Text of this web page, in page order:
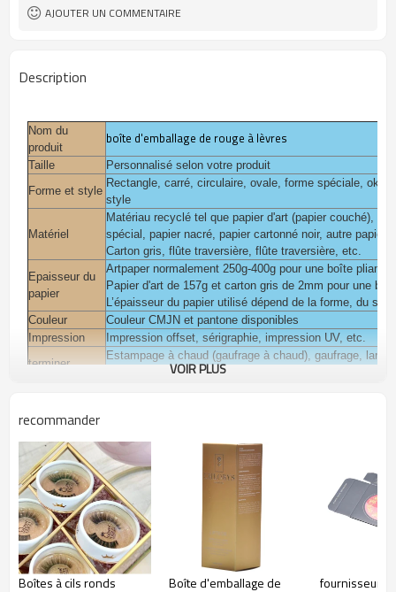
AJOUTER UN COMMENTAIRE
Description
Nom du
produit
boîte d'emballage de rouge à lèvres
Taille
Personnalisé selon votre produit
Forme et style
Rectangle, carré, circulaire, ovale, forme spéciale, ok,
style
Matériel
Matériau recyclé tel que papier d'art (papier couché),
spécial, papier nacré, papier cartonné noir, autre papier
Carton gris, flûte traversière, flûte traversière, etc.
Epaisseur du
papier
Artpaper normalement 250g-400g pour une boîte pliante
Papier d'art de 157g et carton gris de 2mm pour une
L’épaisseur du papier utilisé dépend de la forme, du
Couleur
Couleur CMJN et pantone disponibles
Impression
Impression offset, sérigraphie, impression UV, etc.
terminer
Estampage à chaud (gaufrage à chaud), gaufrage,
Revêtement UV, dépoli
Accessoires
Emballage
Poly-sac à l'intérieur, exportation K = K carton ondulé
Usage
Paquet pour cosmétique, beauté, soins de la peau,
bougie, chocolat, vin, vêtements, bijoux, produits de
Temps
d'échantillonna
ge
3-7 jours
Délai de mise
en œuvre
Normale 10-15 jours
VOIR PLUS
recommander
Boîtes à cils ronds
Boîte d'emballage de
fournisseur